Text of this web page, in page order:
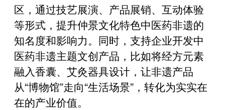
区，通过技艺展演、产品展销、互动体验
等形式，提升仲景文化特色中医药非遗的
知名度和影响力。同时，支持企业开发中
医药非遗主题文创产品，比如将经方元素
融入香囊、艾灸器具设计，让非遗产品
从“博物馆”走向“生活场景”，转化为实实在
在的产业价值。